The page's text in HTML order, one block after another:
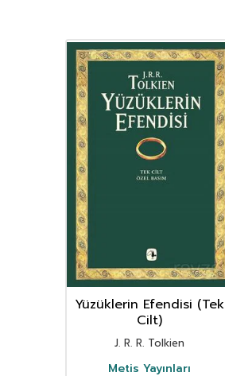
Yüzüklerin Efendisi (Tek
Cilt)
J. R. R. Tolkien
Metis Yayınları